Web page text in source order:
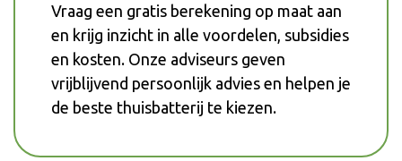
Vraag een gratis berekening op maat aan
en krijg inzicht in alle voordelen, subsidies
en kosten. Onze adviseurs geven
vrijblijvend persoonlijk advies en helpen je
de beste thuisbatterij te kiezen.